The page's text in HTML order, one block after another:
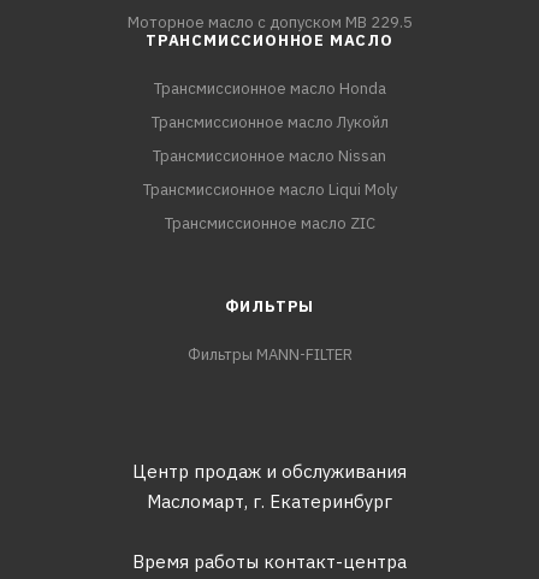
Моторное масло с допуском MB 229.5
ТРАНСМИССИОННОЕ МАСЛО
Трансмиссионное масло Honda
Трансмиссионное масло Лукойл
Трансмиссионное масло Nissan
Трансмиссионное масло Liqui Moly
Трансмиссионное масло ZIC
ФИЛЬТРЫ
Фильтры MANN-FILTER
Центр продаж и обслуживания
Масломарт, г. Екатеринбург
Время работы контакт-центра